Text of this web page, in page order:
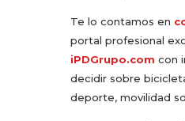
Te lo contamos en
portal profesional
iPDGrupo.com con
decidir sobre
deporte, movilidad